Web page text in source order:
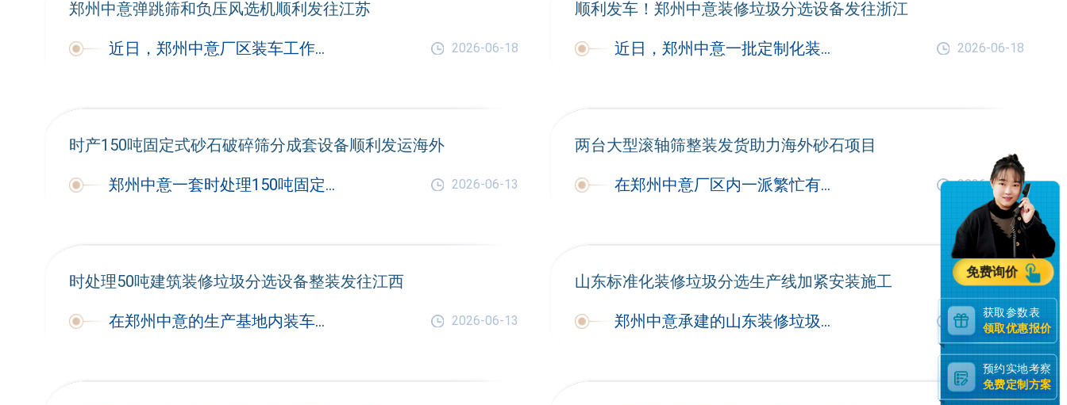
郑州中意弹跳筛和负压风选机顺利发往江苏
近日，郑州中意厂区装车工作圆满完成，两台核心建筑垃圾分选设备顺利发车，奔赴江苏建筑垃圾技改项目现场 2026-06-18
顺利发车！郑州中意装修垃圾分选设备发往浙江
近日，郑州中意一批定制化装修垃圾分选设备完成装车，顺利发往浙江客户现场，助力当地装修垃圾规范化分选与资源化再利用工作有序开展。 2026-06-18
时产150吨固定式砂石破碎筛分成套设备顺利发运海外
郑州中意一套时处理150吨固定式砂石破碎筛分成套设备完成出厂验收，正式启运发往海外客户项目现场 2026-06-13
两台大型滚轴筛整装发货助力海外砂石项目
在郑州中意厂区内一派繁忙有序的发货景象，两台规格长8米、宽2.4米的重型滚轴筛完成整机检测，正式装车发往海外客户砂石骨料加工项目现场。 2026-06-13
时处理50吨建筑装修垃圾分选设备整装发往江西
在郑州中意的生产基地内装车作业有序推进，一套专为江西建筑垃圾处置项目定制的分选配套设备完成出厂质检、捆扎装车，满载设备的货运车辆正式启程 2026-06-13
山东标准化装修垃圾分选生产线加紧安装施工
郑州中意承建的山东装修垃圾标准化分选项目，正有条不紊开展设备安装作业，项目整体建设进度稳步推进，建成后将高效解决当地装修垃圾处置难题。 2026-05-23
免费询价
获取参数表
领取优惠报价
预约实地考察
免费定制方案